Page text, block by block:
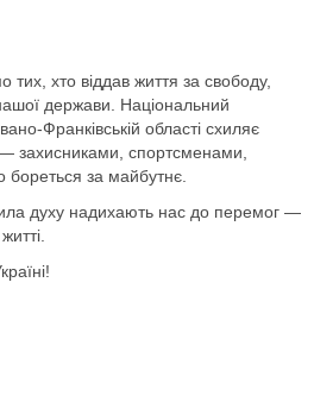
хто віддав життя за свободу,
нашої держави. Національний
Франківській області схиляє
захисниками, спортсменами,
бореться за майбутнє.
духу надихають нас до перемог —